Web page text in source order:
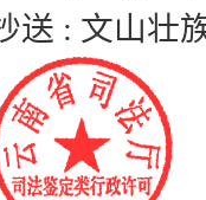
送 : 文山壮